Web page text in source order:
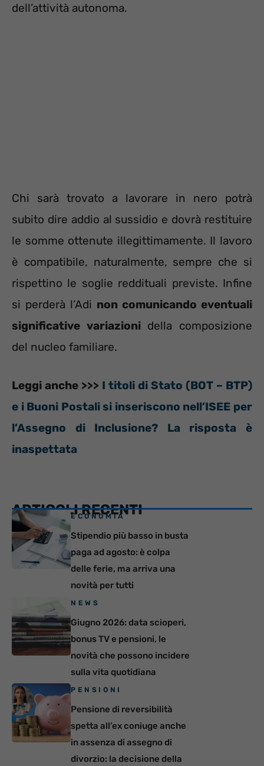
dell’attività autonoma.
Chi sarà trovato a lavorare in nero potrà
subito dire addio al sussidio e dovrà restituire
le somme ottenute illegittimamente. Il lavoro
è compatibile, naturalmente, sempre che si
rispettino le soglie reddituali previste. Infine
si perderà l’Adi non comunicando eventuali
significative variazionidella composizione
del nucleo familiare.
Leggi anche >>> I titoli di Stato (BOT – BTP)
e i Buoni Postali si inseriscono nell’ISEE per
l’Assegno di Inclusione? La risposta è
inaspettata
ARTICOLI RECENTI
ECONOMIA
Stipendio più basso in busta
paga ad agosto: è colpa
delle ferie, ma arriva una
novità per tutti
NEWS
Giugno 2026: data scioperi,
bonus TV e pensioni, le
novità che possono incidere
sulla vita quotidiana
PENSIONI
Pensione di reversibilità
spetta all’ex coniuge anche
in assenza di assegno di
divorzio: la decisione della